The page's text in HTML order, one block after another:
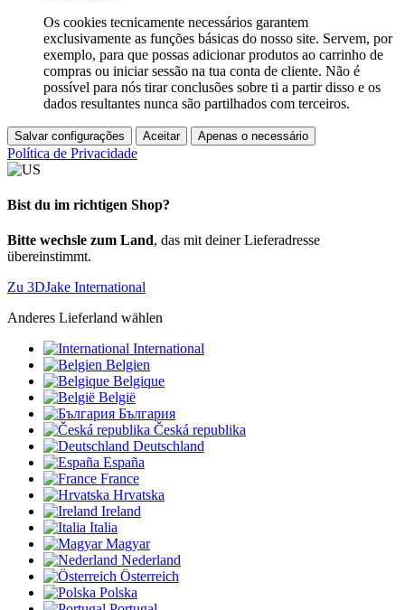
Os cookies tecnicamente necessários garantem
exclusivamente as funções básicas do nosso site. Servem, por
exemplo, para que possas adicionar produtos ao carrinho de
compras ou iniciar sessão na tua conta de cliente. Não é
possível para nós tirar conclusões sobre ti a partir disso e os
dados resultantes nunca são partilhados com terceiros.
Salvar configurações Aceitar Apenas o necessário
Política de Privacidade
Bist du im richtigen Shop?
Bitte wechsle zum Land, das mit deiner Lieferadresse
übereinstimmt.
Zu 3DJake International
Anderes Lieferland wählen
International
Belgien
Belgique
België
България
Česká republika
Deutschland
España
France
Hrvatska
Ireland
Italia
Magyar
Nederland
Österreich
Polska